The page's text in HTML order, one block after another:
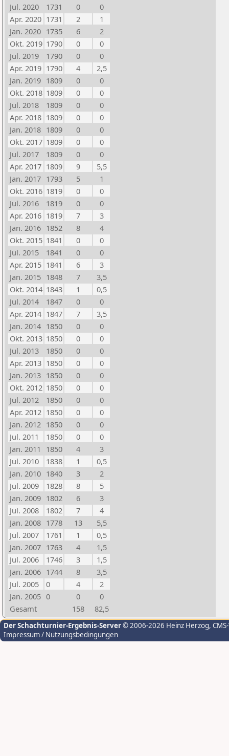
Jul. 2020
1731 0
0
Apr. 2020 1731 2
1
Jan. 2020 1735 6
2
Okt. 2019 1790 0
0
Jul. 2019
1790 0
0
Apr. 2019 1790 4
2,5
Jan. 2019 1809 0
0
Okt. 2018 1809 0
0
Jul. 2018
1809 0
0
Apr. 2018 1809 0
0
Jan. 2018 1809 0
0
Okt. 2017 1809 0
0
Jul. 2017
1809 0
0
Apr. 2017 1809 9
5,5
Jan. 2017 1793 5
1
Okt. 2016 1819 0
0
Jul. 2016
1819 0
0
Apr. 2016 1819 7
3
Jan. 2016 1852 8
4
Okt. 2015 1841 0
0
Jul. 2015
1841 0
0
Apr. 2015 1841 6
3
Jan. 2015 1848 7
3,5
Okt. 2014 1843 1
0,5
Jul. 2014
1847 0
0
Apr. 2014 1847 7
3,5
Jan. 2014 1850 0
0
Okt. 2013 1850 0
0
Jul. 2013
1850 0
0
Apr. 2013 1850 0
0
Jan. 2013 1850 0
0
Okt. 2012 1850 0
0
Jul. 2012
1850 0
0
Apr. 2012 1850 0
0
Jan. 2012 1850 0
0
Jul. 2011
1850 0
0
Jan. 2011
1850 4
3
Jul. 2010
1838 1
0,5
Jan. 2010 1840 3
2
Jul. 2009
1828 8
5
Jan. 2009 1802 6
3
Jul. 2008
1802 7
4
Jan. 2008 1778 13
5,5
Jul. 2007
1761 1
0,5
Jan. 2007 1763 4
1,5
Jul. 2006
1746 3
1,5
Jan. 2006 1744 8
3,5
Jul. 2005
0 4
2
Jan. 2005 0 0
0
Gesamt
158 82,5
Der Schachturnier-Ergebnis-Server© 2006-2026 Heinz Herzog,
Impressum / Nutzungsbedingungen